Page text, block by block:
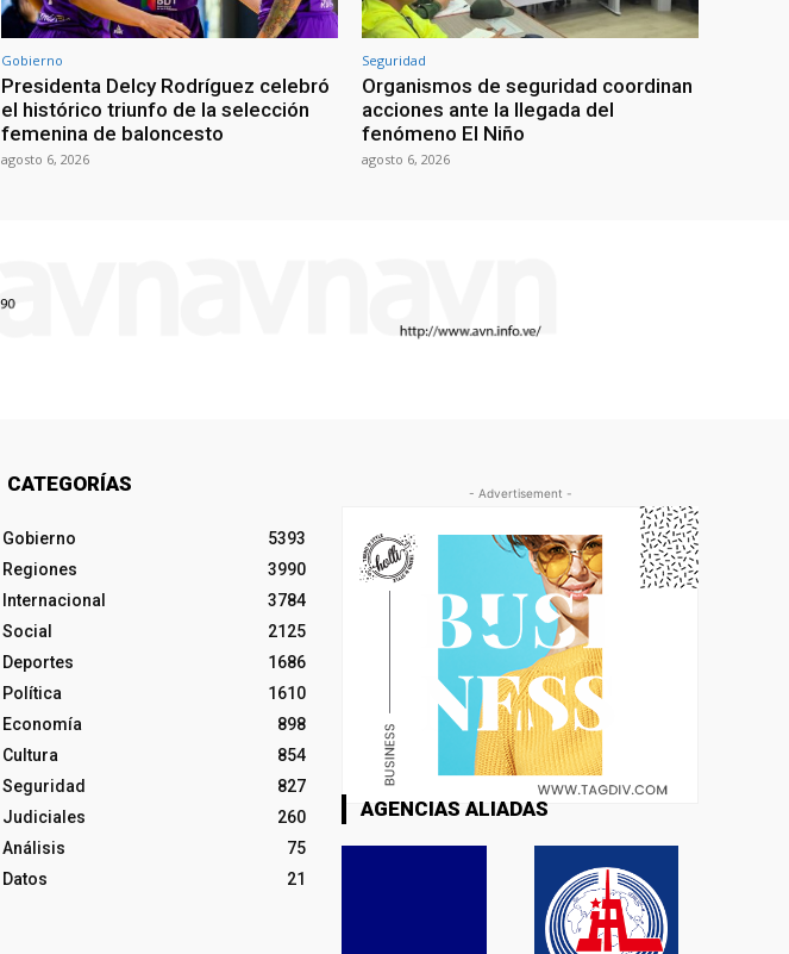
Gobierno
Presidenta Delcy Rodríguez celebró
el histórico triunfo de la selección
femenina de baloncesto
agosto 6, 2026
Seguridad
Organismos de seguridad coordinan
acciones ante la llegada del
fenómeno El Niño
agosto 6, 2026
CATEGORÍAS
Gobierno
5393
Regiones
3990
Internacional
3784
Social
2125
Deportes
1686
Política
1610
Economía
898
Cultura
854
Seguridad
827
Judiciales
260
Análisis
75
Datos
21
- Advertisement -
AGENCIAS ALIADAS